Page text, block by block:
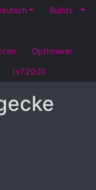
Builds
Optimierer
(v7.20.0)